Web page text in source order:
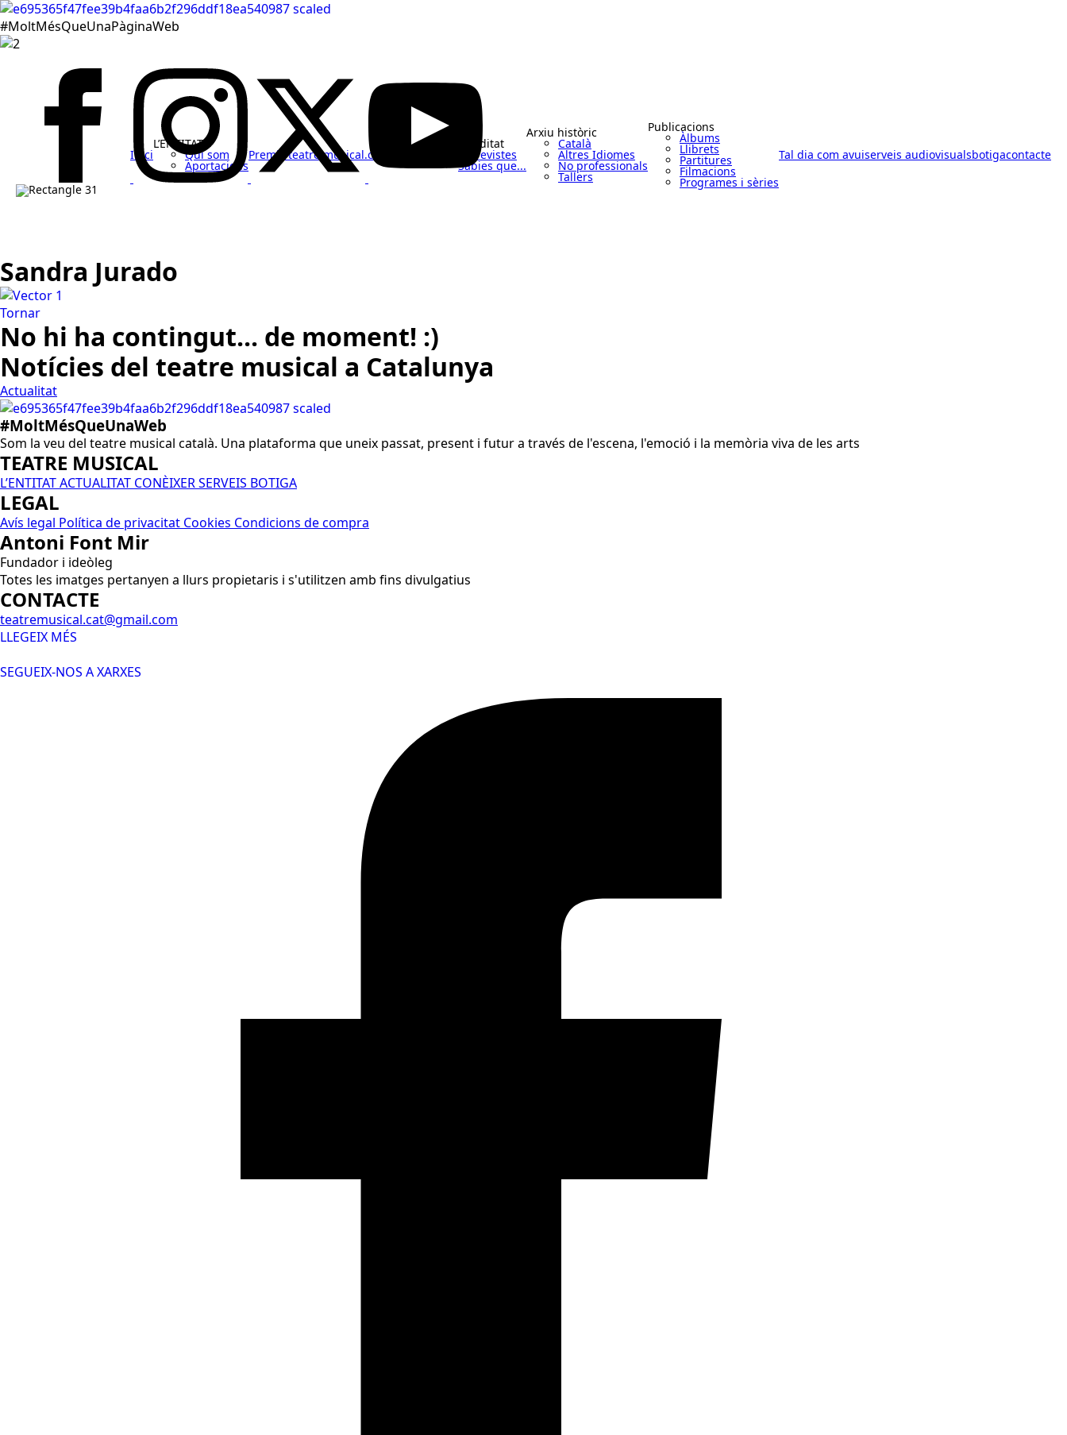
#MoltMésQueUnaPàginaWeb
Inici
L’ENTITAT
Qui som
Aportacions
Premis teatre musical.cat
En profunditat
Entrevistes
Sabies que...
Arxiu històric
Català
Altres Idiomes
No professionals
Tallers
Publicacions
Àlbums
Llibrets
Partitures
Filmacions
Programes i sèries
Tal dia com avuiserveis audiovisualsbotigacontacte
Sandra Jurado
Tornar
No hi ha contingut... de moment! :)
Notícies del teatre musical a Catalunya
Actualitat
#MoltMésQueUnaWeb
Som la veu del teatre musical català. Una plataforma que uneix passat, present i futur a través de l'escena, l'emoció i la memòria viva de les arts
TEATRE MUSICAL
L’ENTITATACTUALITAT CONÈIXERSERVEIS BOTIGA
LEGAL
Avís legal Política de privacitat Cookies Condicions de compra
Antoni Font Mir
Fundador i ideòleg
Totes les imatges pertanyen a llurs propietaris i s'utilitzen amb fins divulgatius
CONTACTE
teatremusical.cat@gmail.com
LLEGEIX MÉS
SEGUEIX-NOS A XARXES